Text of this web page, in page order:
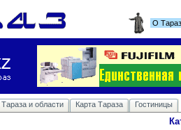
О
и области Карта Тараза Гостиницы